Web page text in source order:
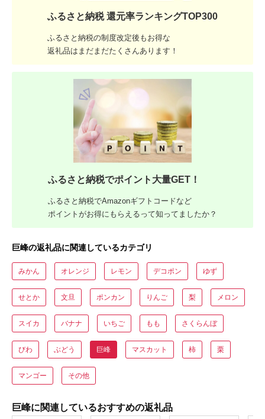
ふるさと納税 還元率ランキングTOP300
ふるさと納税の制度改定後もお得な
返礼品はまだまだたくさんあります！
ふるさと納税でポイント大量GET！
ふるさと納税でAmazonギフトコードなど
ポイントがお得にもらえるって知ってましたか？
巨峰の返礼品に関連しているカテゴリ
みかん オレンジ レモン デコポン ゆず
せとか 文旦 ポンカン りんご 梨 メロン
スイカ バナナ いちご もも さくらんぼ
びわ ぶどう 巨峰 マスカット 柿 栗
マンゴー その他
巨峰に関連しているおすすめの返礼品